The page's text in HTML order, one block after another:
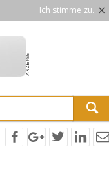
Ich stimme zu. ×